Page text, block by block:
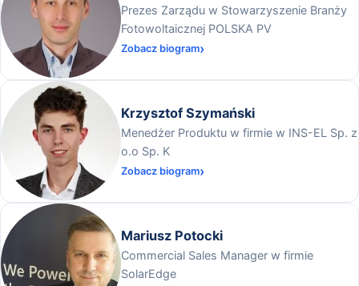
Prezes Zarządu w Stowarzyszenie Branży
Fotowoltaicznej POLSKA PV
Zobacz biogram
Krzysztof Szymański
Menedżer Produktu w firmie w INS-EL Sp. z
o.o Sp. K
Zobacz biogram
Mariusz Potocki
Commercial Sales Manager w firmie
SolarEdge